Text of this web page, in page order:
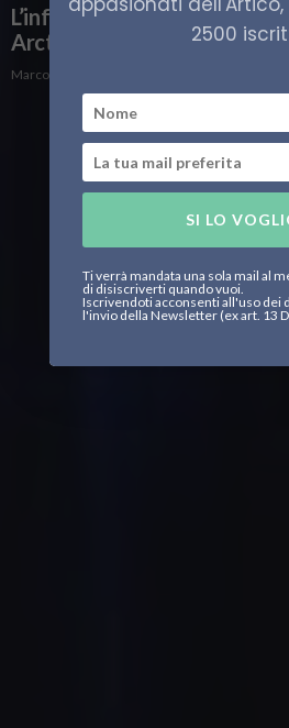
L’influenza della Cina
Arctic Circle
Marco Volpe
2500
SI LO
Ti verrà mandata una sola mail al
di disiscriverti quando vuoi.
Iscrivendoti acconsenti all'uso dei
l'invio della Newsletter (ex art. 13